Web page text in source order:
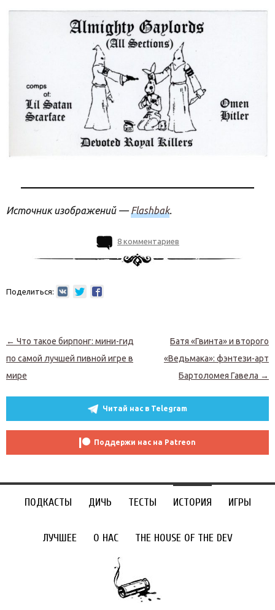
Источник изображений —Flashbak.
8 комментариев
Поделиться:
Навигация по записям
← Что такое бирпонг: мини-гид
по самой лучшей пивной игре в
мире
Батя «Гвинта» и второго
«Ведьмака»: фэнтези-арт
Бартоломея Гавела →
Читай нас в Telegram
Поддержи нас на Patreon
ПОДКАСТЫ ДИЧЬ ТЕСТЫ ИСТОРИЯ ИГРЫ
ЛУЧШЕЕ О НАС THE HOUSE OF THE DEV